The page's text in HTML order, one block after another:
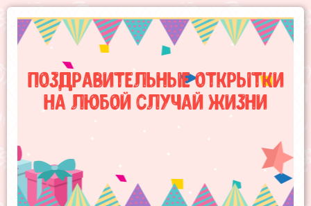
Поздравительные открытки
на любой случай жизни